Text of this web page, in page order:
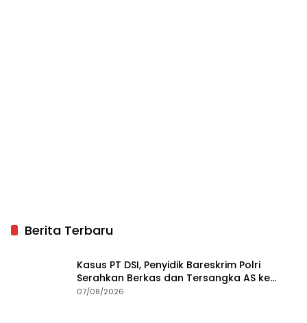
Berita Terbaru
Kasus PT DSI, Penyidik Bareskrim Polri
Serahkan Berkas dan Tersangka AS ke
Kejari Depok
07/08/2026